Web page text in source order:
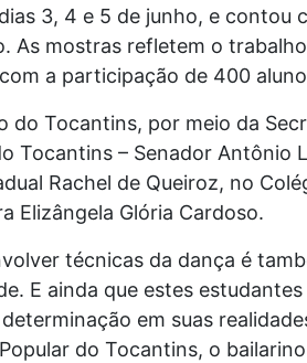
3, 4 e 5 de junho, e contou
As mostras refletem o
a participação de 400
do Tocantins, por meio da
Tocantins – Senador Antônio
Rachel de Queiroz, no
Elizângela Glória Cardoso.
técnicas da dança é
E ainda que estes
em suas
do Tocantins, o